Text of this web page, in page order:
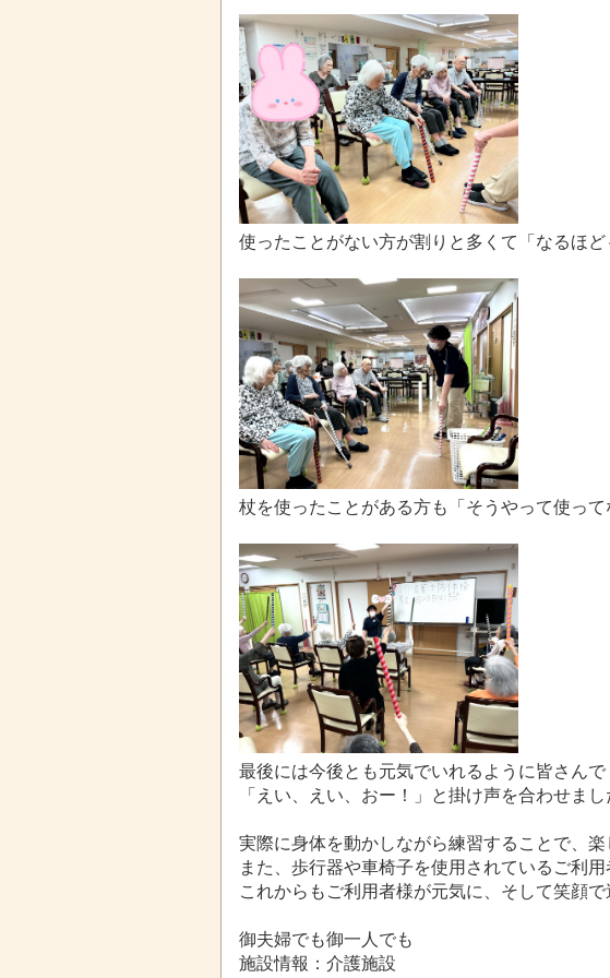
使ったことがない方が割りと多くて「なるほ
杖を使ったことがある方も「そうやって使っ
最後には今後とも元気でいれるように皆さんで
「えい、えい、おー！」と掛け声を合わせま
実際に身体を動かしながら練習することで、
また、歩行器や車椅子を使用されているご利
これからもご利用者様が元気に、そして笑顔
御夫婦でも御一人でも
施設情報：介護施設